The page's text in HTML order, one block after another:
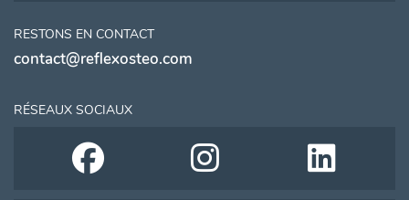
RESTONS EN CONTACT
contact@reflexosteo.com
RÉSEAUX SOCIAUX